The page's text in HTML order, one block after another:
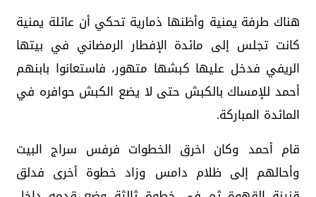
هناك طرفة يمنية وأظنها ذمارية تحكي أن عائلة يمنية
كانت تجلس إلى مائدة الإفطار الرمضاني في بيتها
الريفي فدخل عليها كبشها متهور، فاستعانوا بابنهم
أحمد للإمساك بالكبش حتى لا يضع الكبش حوافره في
المائدة المباركة.
قام أحمد وكان اخرق الخطوات فرفس سراج البيت
وأحالهم إلى ظلام دامس وزاد خطوة أخرى فدلق